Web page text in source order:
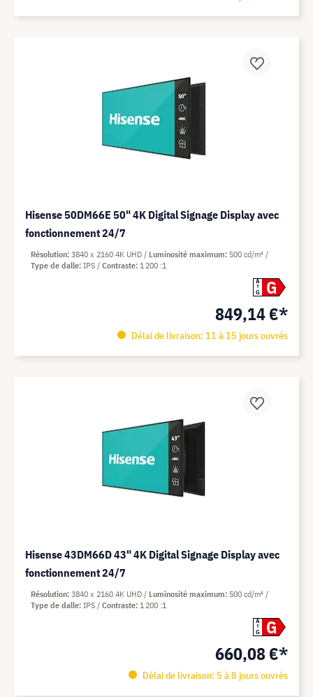
Hisense 50DM66E 50" 4K Digital Signage Display avec
fonctionnement 24/7
A
G
G
849,14 €*
Délai de livraison: 11 à 15 jours ouvrés
Résolution 3840 x 2160 4K UHD Luminosité maximum 500 cd/m²
Type de dalle IPS Contraste 1 200 :1
Hisense 43DM66D 43" 4K Digital Signage Display avec
fonctionnement 24/7
A
G
G
660,08 €*
Délai de livraison: 5 à 8 jours ouvrés
Résolution 3840 x 2160 4K UHD Luminosité maximum 500 cd/m²
Type de dalle IPS Contraste 1 200 :1